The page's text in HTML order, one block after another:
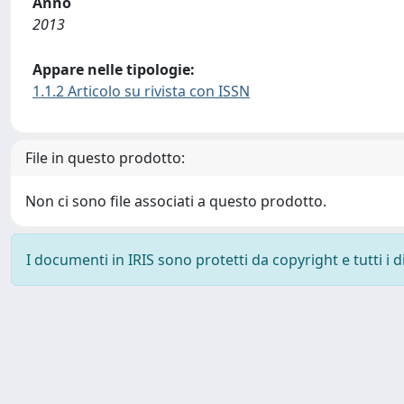
2013
Appare nelle tipologie:
1.1.2 Articolo su rivista con ISSN
File in questo prodotto:
Non ci sono file associati a questo prodotto.
I documenti in IRIS sono protetti da copyright e tutti i